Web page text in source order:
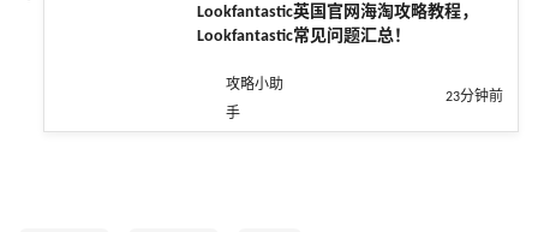
Lookfantastic英国官网海淘攻略教程，
Lookfantastic常见问题汇总！
攻略小助
手
23分钟前